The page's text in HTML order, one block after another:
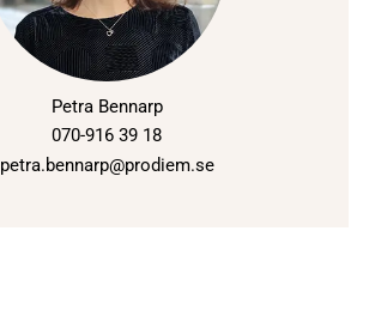
Petra Bennarp
070-916 39 18
petra.bennarp@prodiem.se